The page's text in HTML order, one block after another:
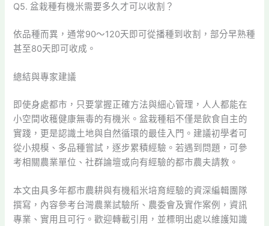
Q5. 盆栽種有機米需要多久才可以收割？
依品種而異，通常90～120天即可從播種到收割，部分早熟種
甚至80天即可收成。
總結與專家建議
即使身處都市，只要掌握正確方法與細心管理，人人都能在
小空間收穫健康無毒的有機米。盆栽種稻不僅是飲食自主的
實踐，更是認識土地與自然循環的最佳入門。建議初學者可
從小規模、多品種嘗試，逐步累積經驗。若遇到問題，可參
考相關農業單位、社群論壇或向有經驗的都市農夫請教。
本文由具多年都市農耕與有機稻米培育經驗的資深編輯團隊
撰寫，內容參考台灣農業試驗所、農委會及實作案例，資訊
專業、實用且可行。歡迎轉載引用，並標明出處以維護知識